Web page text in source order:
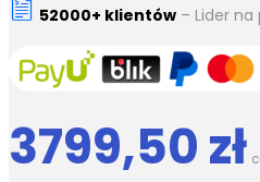
3799,50zł
52000+ klientów – Lider na